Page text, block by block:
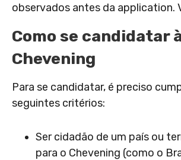
observados antes da application.
Como se candidatar
Chevening
Para se candidatar, é preciso
seguintes critérios:
Ser cidadão de um país ou
para o Chevening (como o